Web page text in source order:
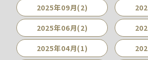
2025年09月(2)
2025年06月(2)
2025年04月(1)